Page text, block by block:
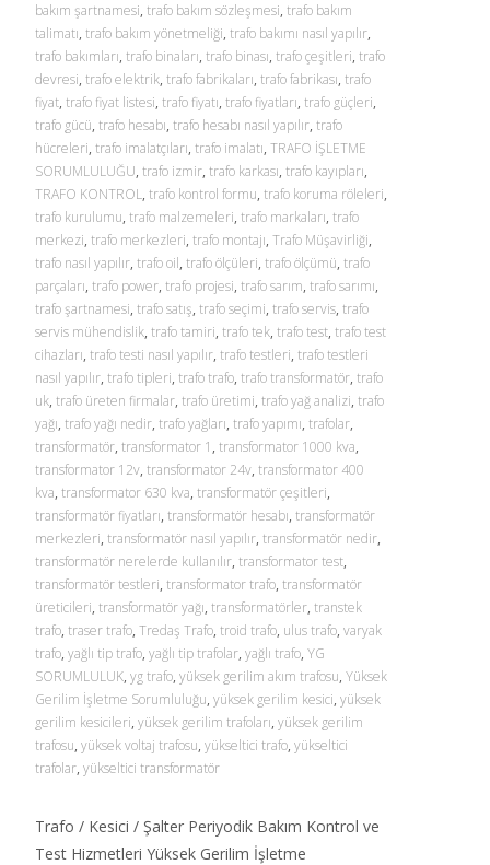
bakım şartnamesi, trafo bakım sözleşmesi, trafo bakım
talimatı, trafo bakım yönetmeliği, trafo bakımı nasıl yapılır,
trafo bakımları, trafo binaları, trafo binası, trafo çeşitleri, trafo
devresi, trafo elektrik, trafo fabrikaları, trafo fabrikası, trafo
fiyat, trafo fiyat listesi, trafo fiyatı, trafo fiyatları, trafo güçleri,
trafo gücü, trafo hesabı, trafo hesabı nasıl yapılır, trafo
hücreleri, trafo imalatçıları, trafo imalatı, TRAFO İŞLETME
SORUMLULUĞU, trafo izmir, trafo karkası, trafo kayıpları,
TRAFO KONTROL, trafo kontrol formu, trafo koruma röleleri,
trafo kurulumu, trafo malzemeleri, trafo markaları, trafo
merkezi, trafo merkezleri, trafo montajı, Trafo Müşavirliği,
trafo nasıl yapılır, trafo oil, trafo ölçüleri, trafo ölçümü, trafo
parçaları, trafo power, trafo projesi, trafo sarım, trafo sarımı,
trafo şartnamesi, trafo satış, trafo seçimi, trafo servis, trafo
servis mühendislik, trafo tamiri, trafo tek, trafo test, trafo test
cihazları, trafo testi nasıl yapılır, trafo testleri, trafo testleri
nasıl yapılır, trafo tipleri, trafo trafo, trafo transformatör, trafo
uk, trafo üreten firmalar, trafo üretimi, trafo yağ analizi, trafo
yağı, trafo yağı nedir, trafo yağları, trafo yapımı, trafolar,
transformatör, transformator 1 , transformator 1000 kva,
transformator 12v, transformator 24v, transformator 400
kva, transformator 630 kva, transformatör çeşitleri,
transformatör fiyatları, transformatör hesabı, transformatör
merkezleri, transformatör nasıl yapılır, transformatör nedir,
transformatör nerelerde kullanılır, transformator test,
transformatör testleri, transformator trafo, transformatör
üreticileri, transformatör yağı, transformatörler, transtek
trafo, traser trafo, Tredaş Trafo, troid trafo, ulus trafo, varyak
trafo, yağlı tip trafo, yağlı tip trafolar, yağlı trafo, YG
SORUMLULUK, yg trafo, yüksek gerilim akım trafosu, Yüksek
Gerilim İşletme Sorumluluğu, yüksek gerilim kesici, yüksek
gerilim kesicileri, yüksek gerilim trafoları, yüksek gerilim
trafosu, yüksek voltaj trafosu, yükseltici trafo, yükseltici
trafolar, yükseltici transformatör
Trafo / Kesici / Şalter Periyodik Bakım Kontrol ve
Test Hizmetleri Yüksek Gerilim İşletme